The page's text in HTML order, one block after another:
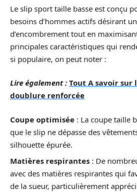
Le slip sport taille basse est conçu
besoins d’hommes actifs désirant
d’encombrement tout en
principales caractéristiques qui
si populaire, on peut noter :
Lire également : Tout A savoir sur
doublure renforcée
Coupe optimisée : La coupe taille
que le slip ne dépasse des
silhouette épurée.
Matières respirantes : De
avec des matières respirantes qui
de la sueur, particulièrement